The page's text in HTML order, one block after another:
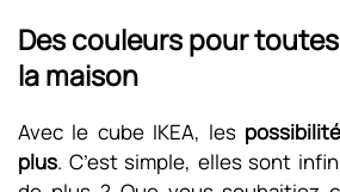
Des couleurs pour
la maison
Avec le cube IKEA, les
plus. C’est simple, elles sont